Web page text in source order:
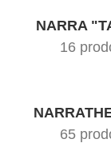
NARRA
16
65